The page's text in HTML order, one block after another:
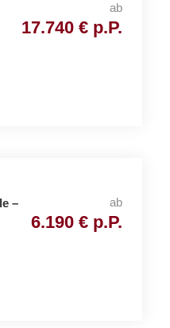
ab
17.740 € p.P.
–
ab
6.190 € p.P.